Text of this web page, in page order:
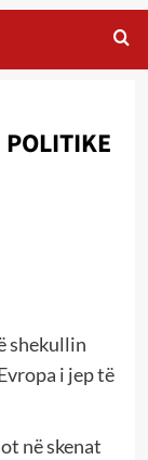
shekullin
i jep të
në skenat